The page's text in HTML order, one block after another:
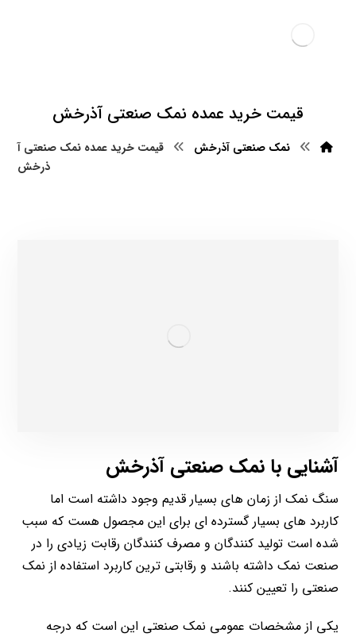
قیمت خرید عمده نمک صنعتی آذرخش
نمک صنعتی آذرخش
قیمت خرید عمده نمک صنعتی آ
ذرخش
آشنایی با نمک صنعتی آذرخش
سنگ نمک از زمان های بسیار قدیم وجود داشته است اما
کاربرد های بسیار گسترده ای برای این مجصول هست که سبب
شده است تولید کنندگان و مصرف کنندگان رقابت زیادی را در
صنعت نمک داشته باشند و رقابتی ترین کاربرد استفاده از نمک
صنعتی را تعیین کنند.
یکی از مشخصات عمومی نمک صنعتی این است که درجه